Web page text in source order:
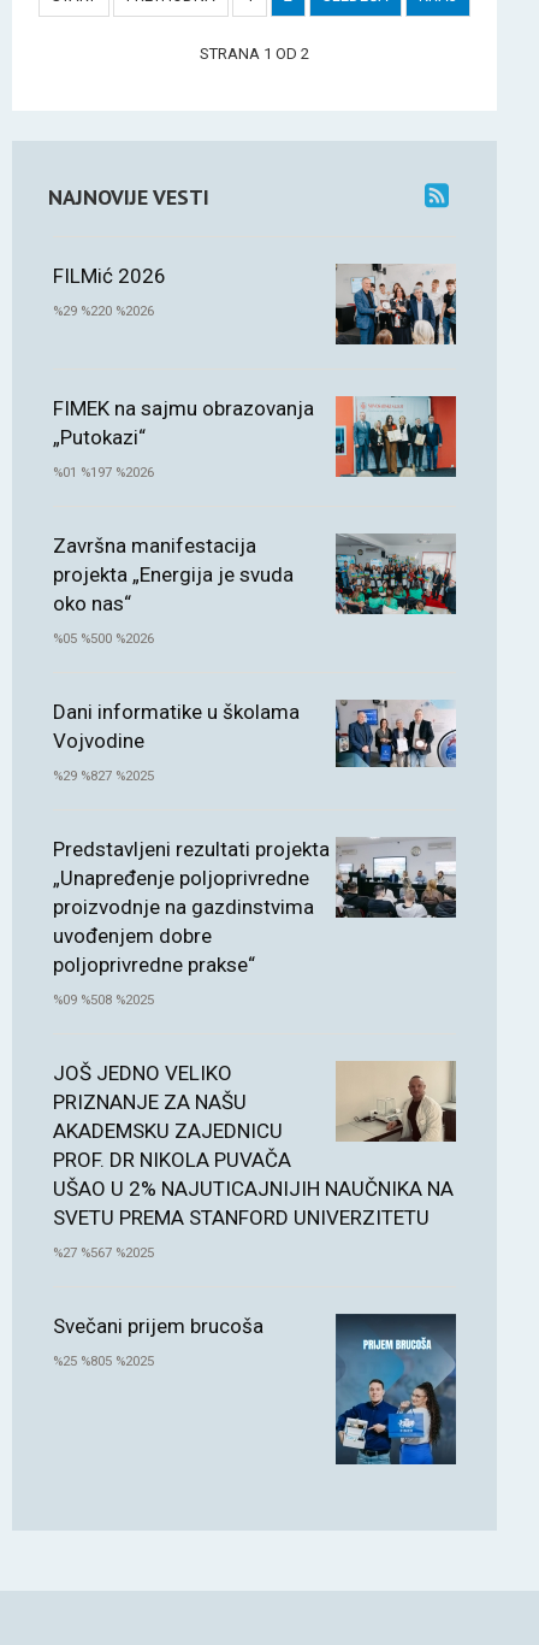
STRANA 1 OD 2
NAJNOVIJE VESTI
FILMić 2026
%29 %220 %2026
FIMEK na sajmu obrazovanja
„Putokazi“
%01 %197 %2026
Završna manifestacija
projekta „Energija je svuda
oko nas“
%05 %500 %2026
Dani informatike u školama
Vojvodine
%29 %827 %2025
Predstavljeni rezultati projekta
„Unapređenje poljoprivredne
proizvodnje na gazdinstvima
uvođenjem dobre
poljoprivredne prakse“
%09 %508 %2025
JOŠ JEDNO VELIKO
PRIZNANJE ZA NAŠU
AKADEMSKU ZAJEDNICU
PROF. DR NIKOLA PUVAČA
UŠAO U 2% NAJUTICAJNIJIH NAUČNIKA NA
SVETU PREMA STANFORD UNIVERZITETU
%27 %567 %2025
Svečani prijem brucoša
%25 %805 %2025